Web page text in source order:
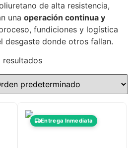
de alta resistencia,
una operación continua y
fundiciones y logística
desgaste donde otros fallan.
resultados
Entrega Inmediata